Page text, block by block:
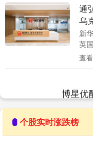
通
乌
新
英
员
查
博星优
个股实时涨跌榜